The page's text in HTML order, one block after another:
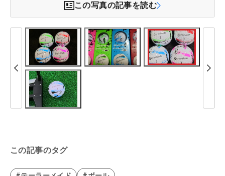
この写真の記事を読む
この記事のタグ